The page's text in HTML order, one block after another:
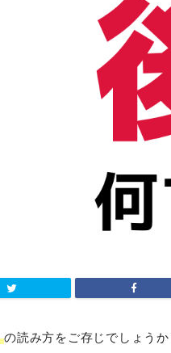
の読み方をご存じでしょうか